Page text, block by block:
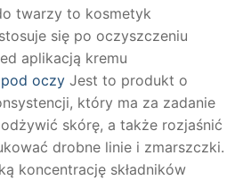
twarzy to kosmetyk
się po oczyszczeniu
aplikacją kremu
oczy Jest to produkt o
który ma za zadanie
skórę, a także rozjaśnić
drobne linie i zmarszczki.
koncentrację składników